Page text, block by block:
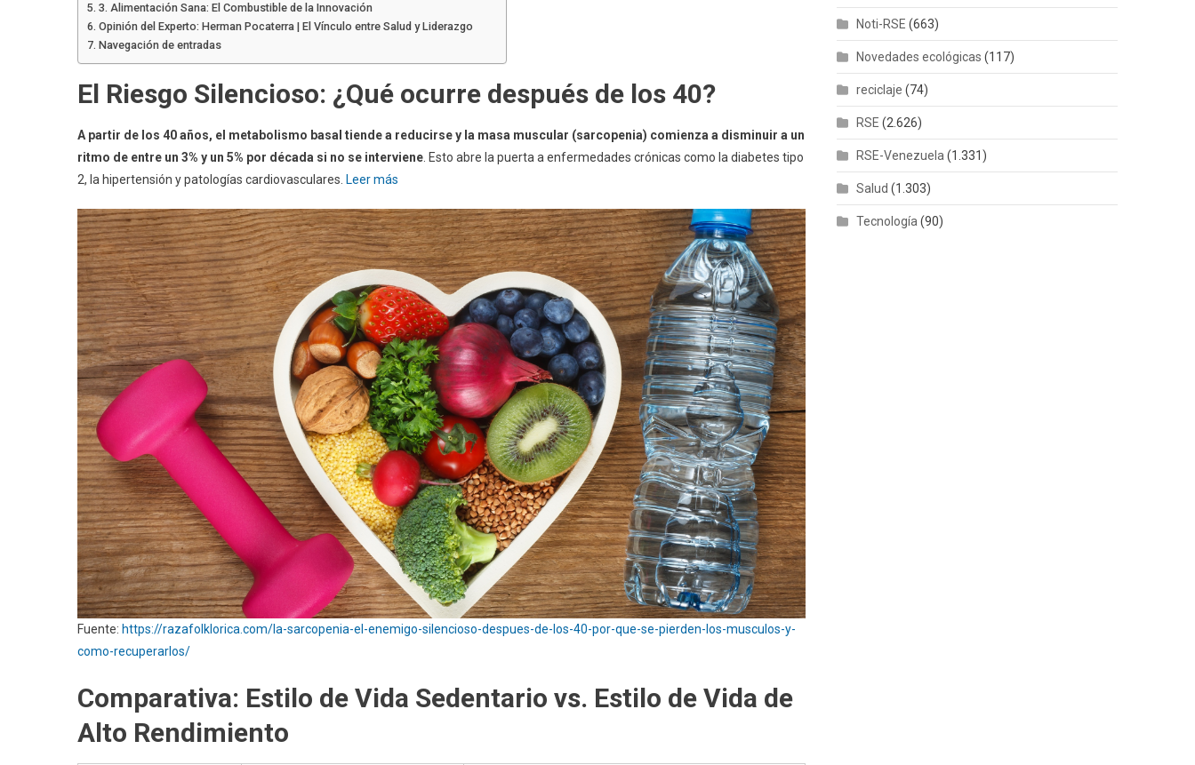
3. Alimentación Sana: El Combustible de la Innovación
Opinión del Experto: Herman Pocaterra | El Vínculo entre Salud y Liderazgo
Navegación de entradas
El Riesgo Silencioso: ¿Qué ocurre después de los 40?
A partir de los 40 años, el metabolismo basal tiende a reducirse y la masa muscular (sarcopenia) comienza a disminuir a un
ritmo de entre un 3% y un 5% por década si no se interviene . Esto abre la puerta a enfermedades crónicas como la diabetes tipo
2, la hipertensión y patologías cardiovasculares. Leer más
Fuente: https://razafolklorica.com/la-sarcopenia-el-enemigo-silencioso-despues-de-los-40-por-que-se-pierden-los-musculos-y-
como-recuperarlos/
Comparativa: Estilo de Vida Sedentario vs. Estilo de Vida de
Alto Rendimiento
Noti-RSE (663)
Novedades ecológicas (117)
reciclaje (74)
RSE (2.626)
RSE-Venezuela (1.331)
Salud (1.303)
Tecnología (90)